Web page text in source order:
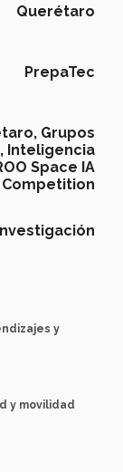
Querétaro
PrepaTec
Grupos
Inteligencia
Space IA
Competition
y
y movilidad